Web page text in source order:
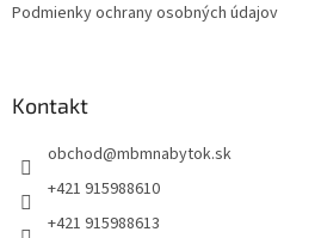
Podmienky ochrany osobných údajov
Kontakt
obchod@mbmnabytok.sk
+421 915988610
+421 915988613